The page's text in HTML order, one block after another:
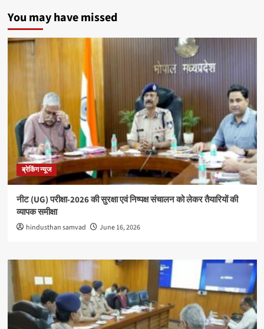
You may have missed
ब्रेकिंग न्यूज
नीट (UG) परीक्षा-2026 की सुरक्षा एवं निष्पक्ष संचालन को लेकर तैयारियों की
व्यापक समीक्षा
hindusthan samvad June 16, 2026